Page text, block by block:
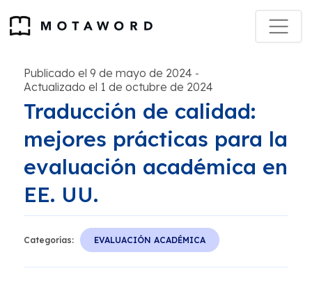
Publicado el 9 de mayo de 2024 -
Actualizado el 1 de octubre de 2024
Traducción de calidad:
mejores prácticas para la
evaluación académica en
EE. UU.
Categorías: EVALUACIÓN ACADÉMICA